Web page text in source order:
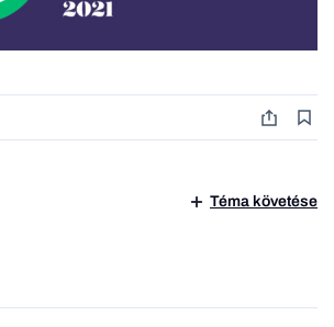
Téma követése